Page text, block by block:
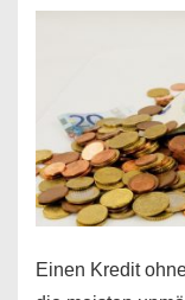
jeden
erfahren
Sie
es
Einen Kredit